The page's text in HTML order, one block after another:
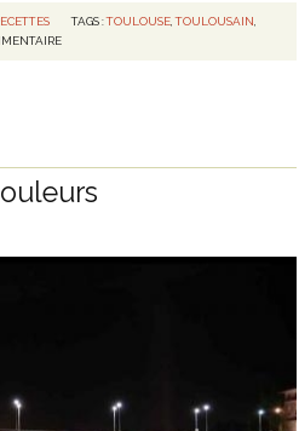
TAGS :TOULOUSE ,TOULOUSAIN